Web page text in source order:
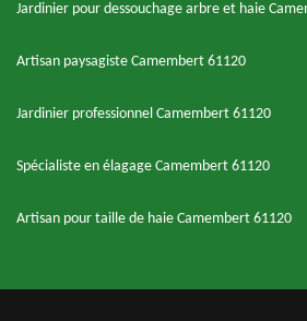
Jardinier pour dessouchage arbre et haie
Artisan paysagiste Camembert 61120
Jardinier professionnel Camembert 61120
Spécialiste en élagage Camembert 61120
Artisan pour taille de haie Camembert 61120